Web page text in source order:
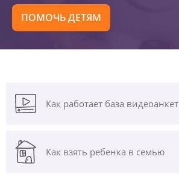
ПОМОЧЬ ДЕТЯМ
Как работает база видеоанкет
Как взять ребенка в семью